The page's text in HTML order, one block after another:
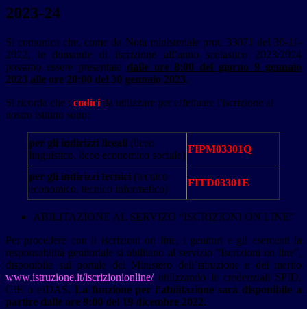
2023-24
Si comunica che, come da Nota ministeriale prot. 33071 del 30-11-
2022, le domande di iscrizione all’anno scolastico 2023/2024
possono essere presentate dalle ore 8:00 del giorno 9 gennaio
2023 alle ore 20:00 del 30 gennaio 2023.
Si ricorda che i codici da utilizzare per effettuare l'iscrizione al
nostro istituto sono:
per gli indirizzi liceali (liceo
linguistico, liceo economico sociale)
FIPM03301Q
per gli indirizzi tecnici (tecnico
economico, tecnico informatico)
FITD03301E
ABILITAZIONE AL SERVIZO “ISCRIZIONI ON LINE”
Per procedere con li iscrizioni on line, i genitori e gli esercenti la
responsabilità genitoriale si abilitano al servizio “Iscrizioni on line”,
disponibile sul portale del Ministero dell’istruzione e del merito
www.istruzione.it/iscrizionionline/utilizzando le credenziali SPID,
CIE o eIDAS. La funzione per l’abilitazione sarà disponibile a
partire dalle ore 9:00 del 19 dicembre 2022.